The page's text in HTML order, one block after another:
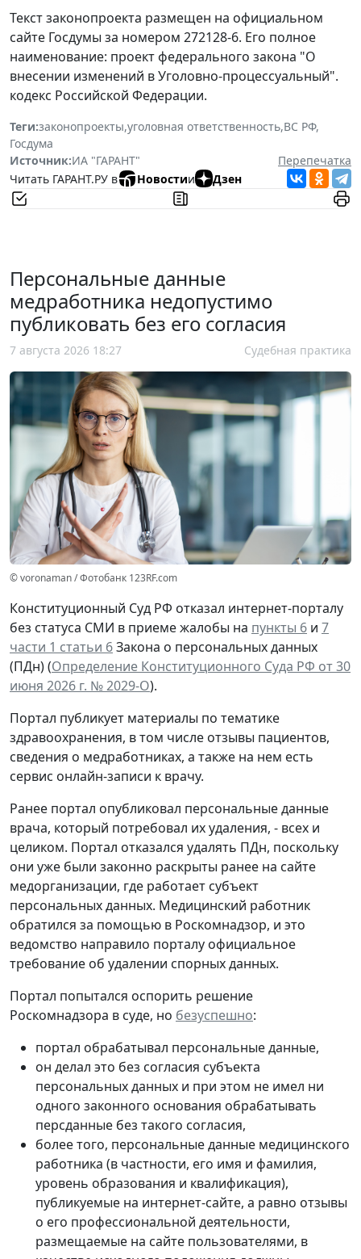
Текст законопроекта размещен на официальном
сайте Госдумы за номером 272128-6. Его полное
наименование: проект федерального закона "О
внесении изменений в Уголовно-процессуальный".
кодекс Российской Федерации.
Теги:законопроекты,уголовная ответственность,ВС РФ,
Госдума
Источник:ИА "ГАРАНТ"
Перепечатка
Читать ГАРАНТ.РУ в
Новостии Дзен
Персональные данные
медработника недопустимо
публиковать без его согласия
7 августа 2026 18:27 Судебная практика
© voronaman / Фотобанк 123RF.com
Конституционный Суд РФ отказал интернет-порталу
без статуса СМИ в приеме жалобы на пункты 6 и 7
части 1 статьи 6Закона о персональных данных
(ПДн) (Определение Конституционного Суда РФ от 30
июня 2026 г. № 2029-О).
Портал публикует материалы по тематике
здравоохранения, в том числе отзывы пациентов,
сведения о медработниках, а также на нем есть
сервис онлайн-записи к врачу.
Ранее портал опубликовал персональные данные
врача, который потребовал их удаления, - всех и
целиком. Портал отказался удалять ПДн, поскольку
они уже были законно раскрыты ранее на сайте
медорганизации, где работает субъект
персональных данных. Медицинский работник
обратился за помощью в Роскомнадзор, и это
ведомство направило порталу официальное
требование об удалении спорных данных.
Портал попытался оспорить решение
Роскомнадзора в суде, но безуспешно:
портал обрабатывал персональные данные,
он делал это без согласия субъекта
персональных данных и при этом не имел ни
одного законного основания обрабатывать
персданные без такого согласия,
более того, персональные данные медицинского
работника (в частности, его имя и фамилия,
уровень образования и квалификация),
публикуемые на интернет-сайте, а равно отзывы
о его профессиональной деятельности,
размещаемые на сайте пользователями, в